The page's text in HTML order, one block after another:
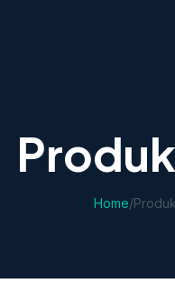
Home/Produk